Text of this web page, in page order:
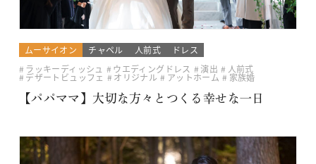
ムーサイオン チャペル 人前式
ドレス
ラッキーディッシュ
ウエディングドレス 演出 人前式
デザートビュッフェ オリジナル アットホーム
家族婚
【パパママ】大切な方々とつくる幸せな一日